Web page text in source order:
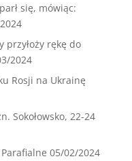
się, mówiąc:
przyłoży rękę do
2024
Rosji na Ukrainę
Sokołowsko, 22-24
05/02/2024